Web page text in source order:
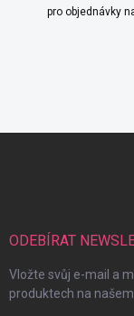
pro objednávky
ODEBÍRAT
Vložte svůj e-mail a
produktech na našem